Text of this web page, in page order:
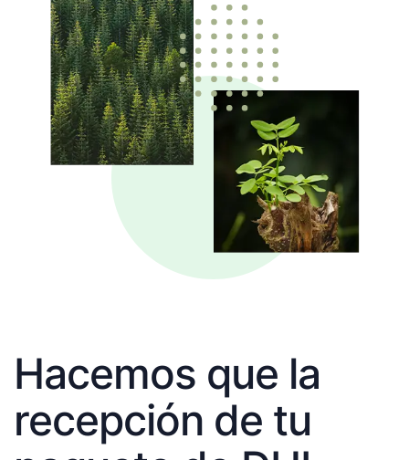
Hacemos que la
recepción de tu